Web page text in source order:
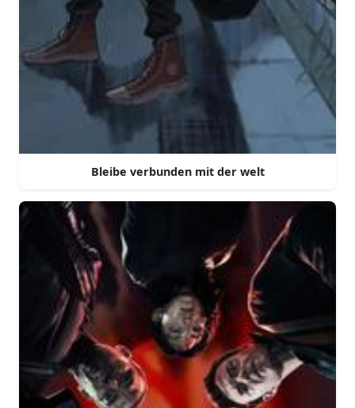
Bleibe verbunden mit der welt